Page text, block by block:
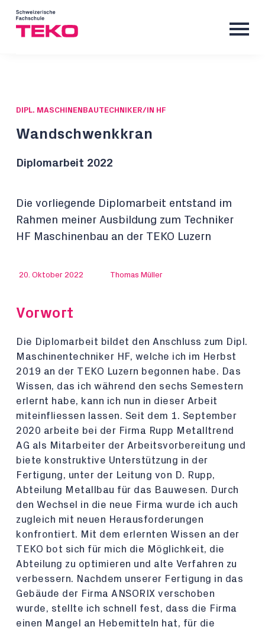
DIPL. MASCHINENBAUTECHNIKER/IN HF
Wandschwenkkran
Diplomarbeit 2022
Die vorliegende Diplomarbeit entstand im
Rahmen meiner Ausbildung zum Techniker
HF Maschinenbau an der TEKO Luzern
20. Oktober 2022 Thomas Müller
Vorwort
Die Diplomarbeit bildet den Anschluss zum Dipl.
Maschinentechniker HF, welche ich im Herbst
2019 an der TEKO Luzern begonnen habe. Das
Wissen, das ich während den sechs Semestern
erlernt habe, kann ich nun in dieser Arbeit
miteinfliessen lassen. Seit dem 1. September
2020 arbeite bei der Firma Rupp Metalltrend
AG als Mitarbeiter der Arbeitsvorbereitung und
biete konstruktive Unterstützung in der
Fertigung, unter der Leitung von D. Rupp,
Abteilung Metallbau für das Bauwesen. Durch
den Wechsel in die neue Firma wurde ich auch
zugleich mit neuen Herausforderungen
konfrontiert. Mit dem erlernten Wissen an der
TEKO bot sich für mich die Möglichkeit, die
Abteilung zu optimieren und alte Verfahren zu
verbessern. Nachdem unserer Fertigung in das
Gebäude der Firma ANSORIX verschoben
wurde, stellte ich schnell fest, dass die Firma
einen Mangel an Hebemitteln hat, für die